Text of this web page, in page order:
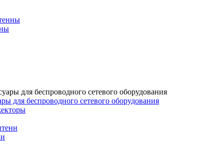
для беспроводного сетевого оборудования